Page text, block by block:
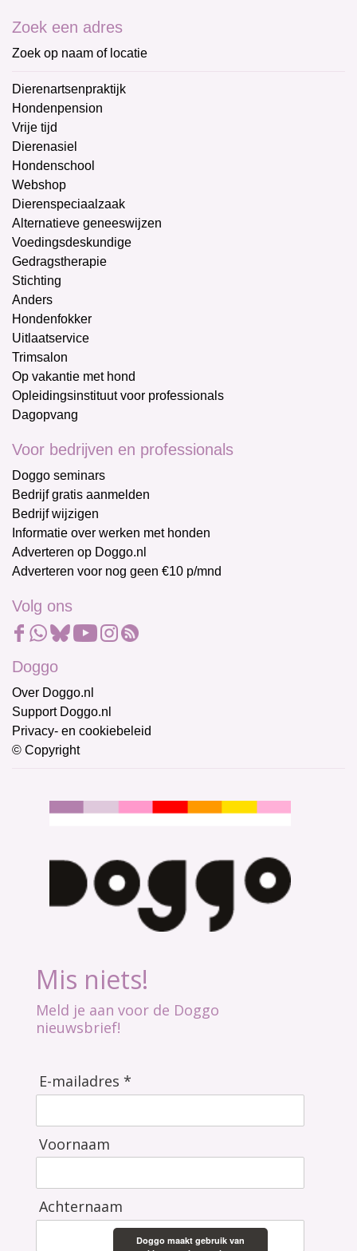
Zoek een adres
Zoek op naam of locatie
Dierenartsenpraktijk
Hondenpension
Vrije tijd
Dierenasiel
Hondenschool
Webshop
Dierenspeciaalzaak
Alternatieve geneeswijzen
Voedingsdeskundige
Gedragstherapie
Stichting
Anders
Hondenfokker
Uitlaatservice
Trimsalon
Op vakantie met hond
Opleidingsinstituut voor professionals
Dagopvang
Voor bedrijven en professionals
Doggo seminars
Bedrijf gratis aanmelden
Bedrijf wijzigen
Informatie over werken met honden
Adverteren op Doggo.nl
Adverteren voor nog geen €10 p/mnd
Volg ons
Doggo
Over Doggo.nl
Support Doggo.nl
Privacy- en cookiebeleid
© Copyright
Mis niets!
Meld je aan voor de Doggo
nieuwsbrief!
E-mailadres *
Voornaam
Achternaam
Doggo maakt gebruik van